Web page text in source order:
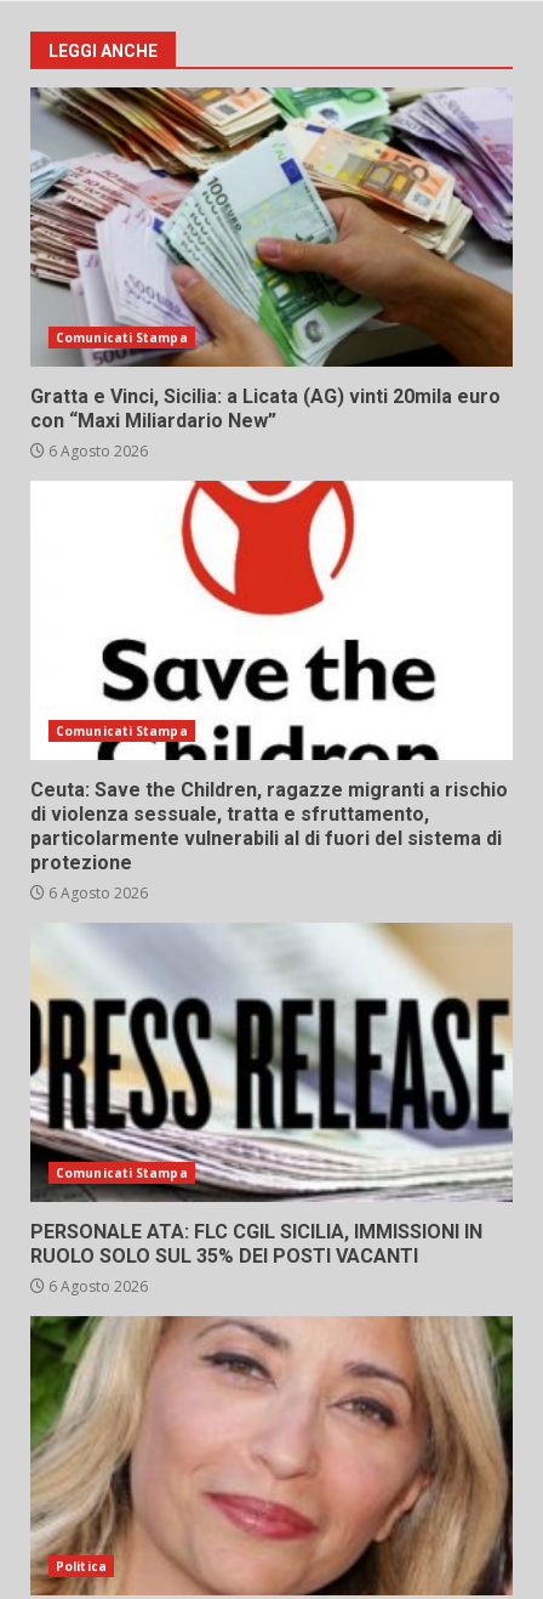
LEGGI ANCHE
Comunicati Stampa
Gratta e Vinci, Sicilia: a Licata (AG) vinti 20mila euro
con “Maxi Miliardario New”
6 Agosto 2026
Comunicati Stampa
Ceuta: Save the Children, ragazze migranti a rischio
di violenza sessuale, tratta e sfruttamento,
particolarmente vulnerabili al di fuori del sistema di
protezione
6 Agosto 2026
Comunicati Stampa
PERSONALE ATA: FLC CGIL SICILIA, IMMISSIONI IN
RUOLO SOLO SUL 35% DEI POSTI VACANTI
6 Agosto 2026
Politica